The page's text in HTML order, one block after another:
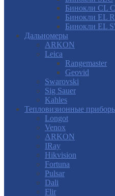
Бинокли CL
Бинокли EL
Бинокли EL
Дальномеры
ARKON
Leica
Rangemaster
Geovid
Swarovski
Sig Sauer
Kahles
Тепловизионные
Longot
Venox
ARKON
IRay
Hikvision
Fortuna
Pulsar
Dali
Flir